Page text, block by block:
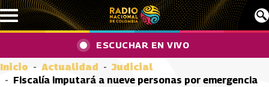
Pasar al contenido principal
ESCUCHAR EN VIVO
Inicio Actualidad
Judicial
Fiscalía imputará a nueve personas por emergencia